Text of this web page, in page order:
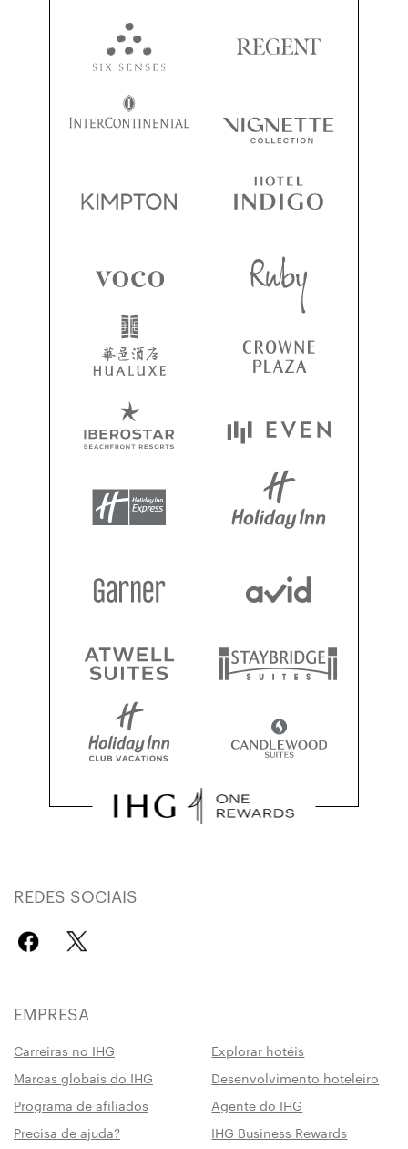
REDES SOCIAIS
EMPRESA
Carreiras no IHG
Explorar hotéis
Marcas globais do IHG
Desenvolvimento hoteleiro
Programa de afiliados
Agente do IHG
Precisa de ajuda?
IHG Business Rewards